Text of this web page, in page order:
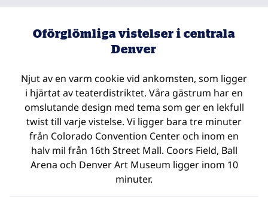
Oförglömliga vistelser i centrala
Denver
Njut av en varm cookie vid ankomsten, som ligger
i hjärtat av teaterdistriktet. Våra gästrum har en
omslutande design med tema som ger en lekfull
twist till varje vistelse. Vi ligger bara tre minuter
från Colorado Convention Center och inom en
halv mil från 16th Street Mall. Coors Field, Ball
Arena och Denver Art Museum ligger inom 10
minuter.